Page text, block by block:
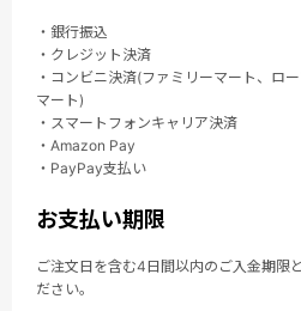
・銀行振込
・クレジット決済
・コンビニ決済(ファミリーマート、ロ
マート)
・スマートフォンキャリア決済
・Amazon Pay
・PayPay支払い
お支払い期限
ご注文日を含む4日間以内のご入金期限
ださい。